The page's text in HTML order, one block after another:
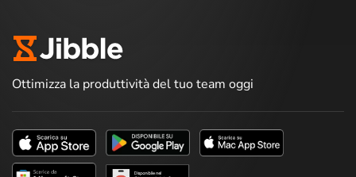
Ottimizza la produttività del tuo team oggi